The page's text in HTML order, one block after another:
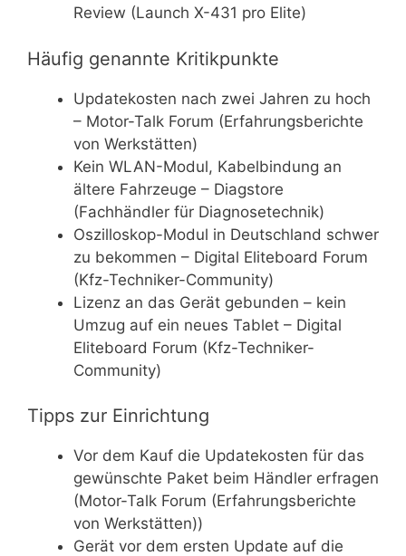
Review (Launch X-431 pro Elite)
Häufig genannte Kritikpunkte
Updatekosten nach zwei Jahren zu hoch
– Motor-Talk Forum (Erfahrungsberichte
von Werkstätten)
Kein WLAN-Modul, Kabelbindung an
ältere Fahrzeuge – Diagstore
(Fachhändler für Diagnosetechnik)
Oszilloskop-Modul in Deutschland schwer
zu bekommen – Digital Eliteboard Forum
(Kfz-Techniker-Community)
Lizenz an das Gerät gebunden – kein
Umzug auf ein neues Tablet – Digital
Eliteboard Forum (Kfz-Techniker-
Community)
Tipps zur Einrichtung
Vor dem Kauf die Updatekosten für das
gewünschte Paket beim Händler erfragen
(Motor-Talk Forum (Erfahrungsberichte
von Werkstätten))
Gerät vor dem ersten Update auf die